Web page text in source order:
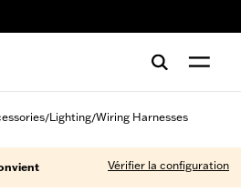
/Lighting/Wiring Harnesses
Vérifier la configuration